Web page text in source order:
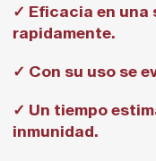
✓ Eficacia en
rapidamente.
✓ Con su uso se
✓ Un tiempo
inmunidad.